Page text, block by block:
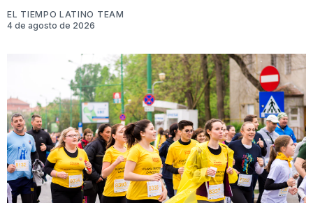
EL TIEMPO LATINO TEAM
4 de agosto de 2026